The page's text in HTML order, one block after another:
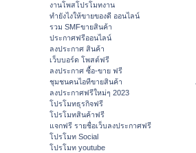
งานโพสโปรโมทงาน
ทํายังไงให้ขายของดี ออนไลน์
รวม SMFขายสินค้า
ประกาศฟรีออนไลน์
ลงประกาศ สินค้า
เว็บบอร์ด โพสต์ฟรี
ลงประกาศ ซื้อ-ขาย ฟรี
ชุมชนคนไอทีขายสินค้า
ลงประกาศฟรีใหม่ๆ 2023
โปรโมทธุรกิจฟรี
โปรโมทสินค้าฟรี
แจกฟรี รายชื่อเว็บลงประกาศฟรี
โปรโมท Social
โปรโมท youtube